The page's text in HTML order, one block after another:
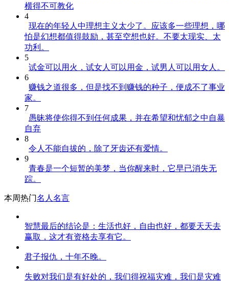
横得不可教化
4
现在的年轻人中理想主义太少了。应该多一些理想，哪
怕是幻想都值得鼓励，甚至空想也好。不要太现实、太
功利。
5
试金可以用火，试女人可以用金，试男人可以用女人。
6
赚钱之道很多，但是找不到赚钱的种子，便成不了事业
家。
7
愚昧将使你得不到任何成果，并在希望和忧郁之中自暴
自弃
8
令人不能自拔的，除了牙齿还有爱情。
9
青春是一个短暂的美梦，当你醒来时，它早已消失无
踪。
本周热门名人名言
智慧最后的结论是：生活也好，自由也好，都要天天去
赢取，这才有资格去享有它。
君子报仇，十年不晚。
失败对我们是有好处的，我们得祝福灾难，我们是灾难